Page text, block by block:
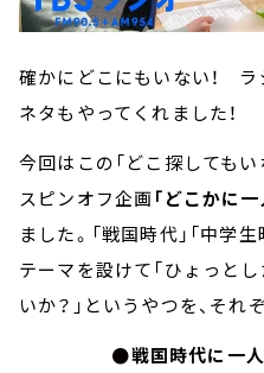
確かにどこにもいない！ ラ
ネタもやってくれました！
今回はこの「どこ探しても
スピンオフ企画「どこかに
ました。「戦国時代」「中学
テーマを設けて「ひょっと
いか？」というやつを、それ
●戦国時代に一